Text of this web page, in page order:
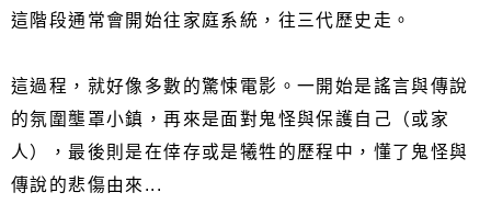
這階段通常會開始往家庭系統，往三代歷史走。
這過程，就好像多數的驚悚電影。一開始是謠言與傳說
的氛圍壟罩小鎮，再來是面對鬼怪與保護自己（或家
人），最後則是在倖存或是犧牲的歷程中，懂了鬼怪與
傳說的悲傷由來...